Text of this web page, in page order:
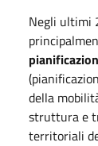
Negli ultimi
della
struttura e
territoriali